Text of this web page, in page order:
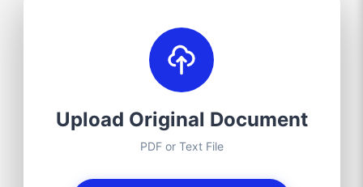
Upload Original Document
PDF or Text File